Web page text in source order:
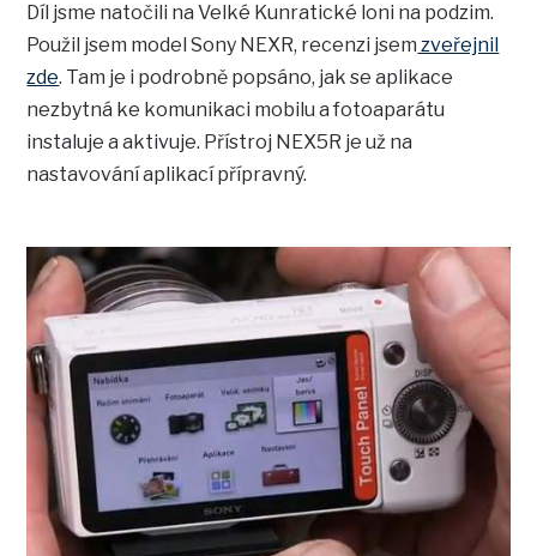
Díl jsme natočili na Velké Kunratické loni na podzim.
Použil jsem model Sony NEXR, recenzi jsem zveřejnil
zde. Tam je i podrobně popsáno, jak se aplikace
nezbytná ke komunikaci mobilu a fotoaparátu
instaluje a aktivuje. Přístroj NEX5R je už na
nastavování aplikací přípravný.